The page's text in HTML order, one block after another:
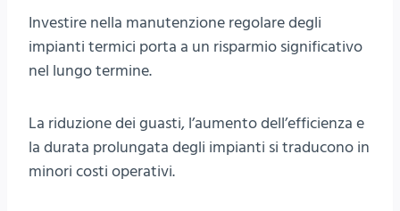
Investire nella manutenzione regolare degli
impianti termici porta a un risparmio significativo
nel lungo termine.
La riduzione dei guasti, l’aumento dell’efficienza e
la durata prolungata degli impianti si traducono in
minori costi operativi.